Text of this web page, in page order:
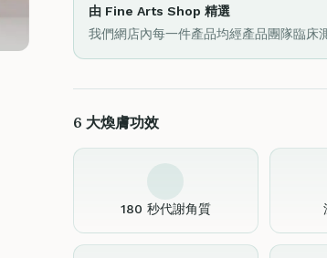
由 Fine Arts Shop 精選
我們網店內每一件產品均經產品團隊臨床
6 大煥膚功效
180 秒代謝角質